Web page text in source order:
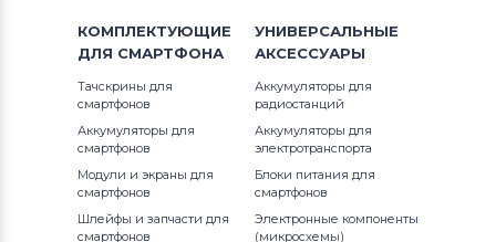
Аккумуляторы для ноутбуков
Advent
Аккумуляторы для ноутбуковHP
Аккумуляторы для ноутбуковMSI
Аккумуляторы для ноутбуков
Inspiron 11z
Inspiron 13
Inspiron 14
Inspiron 14R
Inspiron 14V
14 7467
1400
КОМПЛЕКТУЮЩИЕ
ДЛЯ СМАРТФОНА
Тачскрины для
смартфонов
Аккумуляторы для
смартфонов
Модули и экраны для
смартфонов
Шлейфы и запчасти для
смартфонов
УНИВЕРСАЛЬНЫЕ
АКСЕССУАРЫ
Аккумуляторы для
радиостанций
Аккумуляторы для
электротранспорта
Блоки питания для
смартфонов
Электронные компоненты
(микросхемы)